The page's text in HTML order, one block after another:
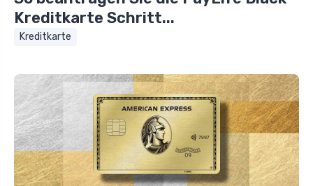
Kreditkarte Schritt...
Kreditkarte